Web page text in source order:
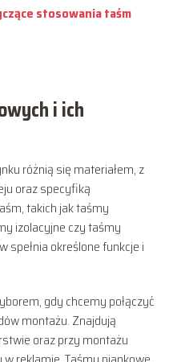
stosowania taśm
i ich
różnią się materiałem, z
oraz specyfiką
takich jak taśmy
izolacyjne czy taśmy
spełnia określone funkcje i
gdy chcemy połączyć
montażu. Znajdują
oraz przy montażu